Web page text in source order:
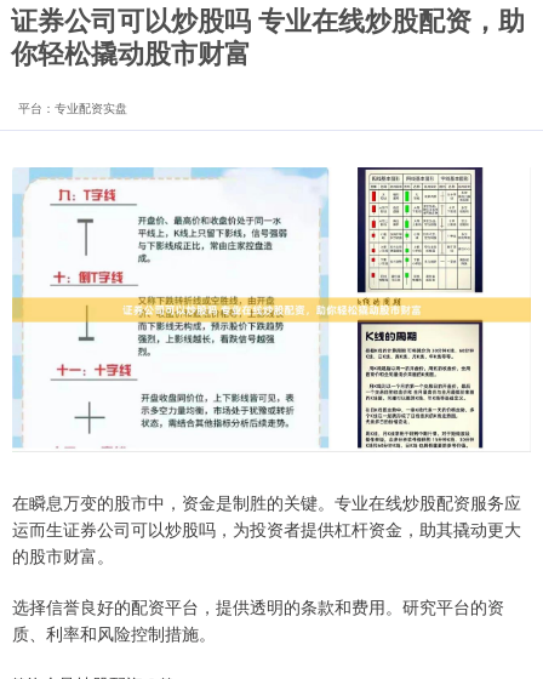
证券公司可以炒股吗 专业在线炒股配资，助
你轻松撬动股市财富
平台：专业配资实盘
在瞬息万变的股市中，资金是制胜的关键。专业在线炒股配资服务应
运而生证券公司可以炒股吗，为投资者提供杠杆资金，助其撬动更大
的股市财富。
选择信誉良好的配资平台，提供透明的条款和费用。研究平台的资
质、利率和风险控制措施。